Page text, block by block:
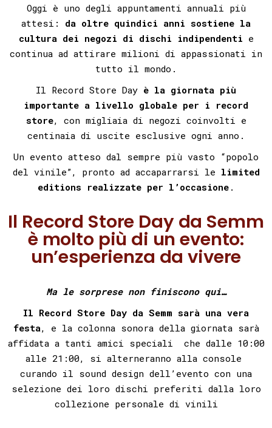
Oggi è uno degli appuntamenti annuali più
attesi: da oltre quindici anni sostiene la
cultura dei negozi di dischi indipendenti e
continua ad attirare milioni di appassionati in
tutto il mondo.
Il Record Store Day è la giornata più
importante a livello globale per i record
store, con migliaia di negozi coinvolti e
centinaia di uscite esclusive ogni anno.
Un evento atteso dal sempre più vasto “popolo
del vinile”, pronto ad accaparrarsi le limited
editions realizzate per l’occasione .
Il Record Store Day da Semm
è molto più di un evento:
un’esperienza da vivere
Ma le sorprese non finiscono qui…
Il Record Store Day da Semm sarà una vera
festa, e la colonna sonora della giornata sarà
affidata a tanti amici speciali che dalle 10:00
alle 21:00, si alterneranno alla console
curando il sound design dell’evento con una
selezione dei loro dischi preferiti dalla loro
collezione personale di vinili